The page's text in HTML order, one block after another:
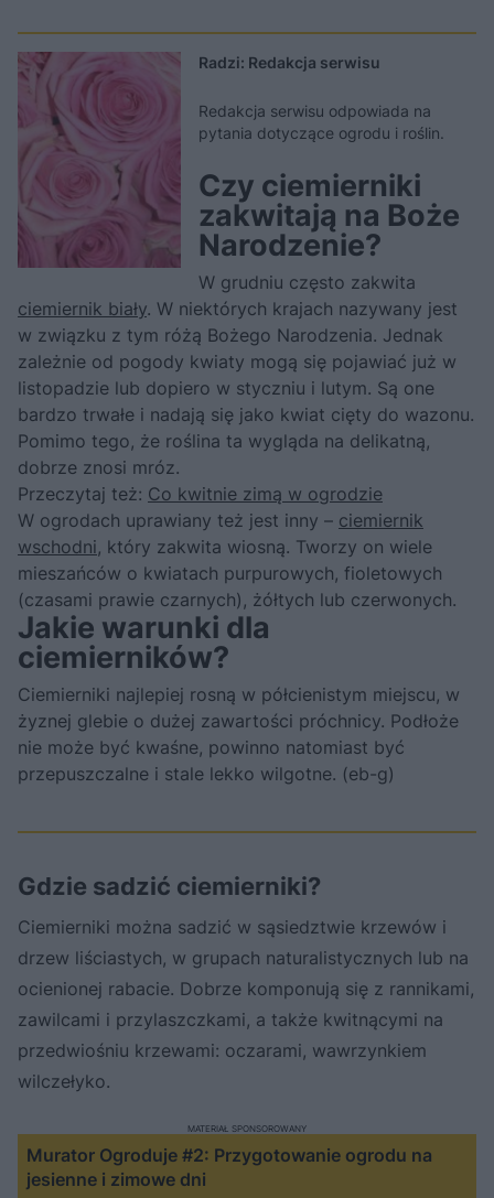
Radzi: Redakcja serwisu
Redakcja serwisu odpowiada na
pytania dotyczące ogrodu i roślin.
Czy ciemierniki
zakwitają na Boże
Narodzenie?
W grudniu często zakwita
ciemiernik biały. W niektórych krajach nazywany jest
w związku z tym różą Bożego Narodzenia. Jednak
zależnie od pogody kwiaty mogą się pojawiać już w
listopadzie lub dopiero w styczniu i lutym. Są one
bardzo trwałe i nadają się jako kwiat cięty do wazonu.
Pomimo tego, że roślina ta wygląda na delikatną,
dobrze znosi mróz.
Przeczytaj też: Co kwitnie zimą w ogrodzie
W ogrodach uprawiany też jest inny – ciemiernik
wschodni, który zakwita wiosną. Tworzy on wiele
mieszańców o kwiatach purpurowych, fioletowych
(czasami prawie czarnych), żółtych lub czerwonych.
Jakie warunki dla
ciemierników?
Ciemierniki najlepiej rosną w półcienistym miejscu, w
żyznej glebie o dużej zawartości próchnicy. Podłoże
nie może być kwaśne, powinno natomiast być
przepuszczalne i stale lekko wilgotne. (eb-g)
Gdzie sadzić ciemierniki?
Ciemierniki można sadzić w sąsiedztwie krzewów i
drzew liściastych, w grupach naturalistycznych lub na
ocienionej rabacie. Dobrze komponują się z rannikami,
zawilcami i przylaszczkami, a także kwitnącymi na
przedwiośniu krzewami: oczarami, wawrzynkiem
wilczełyko.
Murator Ogroduje #2: Przygotowanie ogrodu na
jesienne i zimowe dni
MATERIAŁ SPONSOROWANY